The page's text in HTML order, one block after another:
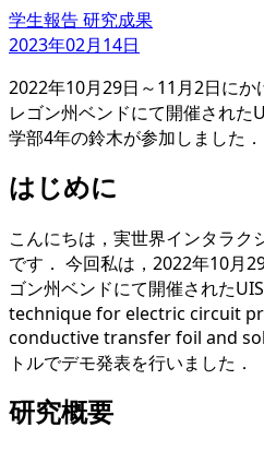
学生報告研究成果
2023年02月14日
2022年10月29日～11月2日に
レゴン州ベンドにて開催された
学部4年の鈴木が参加しました．
はじめに
こんにちは，実世界インタラク
です． 今回私は，2022年10月
ゴン州ベンドにて開催された
technique for electric circuit
conductive transfer foil and
トルでデモ発表を行いました．
研究概要